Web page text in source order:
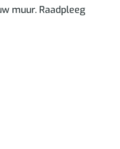
muur. Raadpleeg